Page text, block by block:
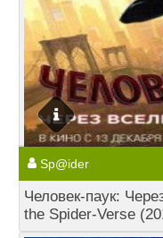
Sp@ider
Человек-паук:
the Spider-Verse